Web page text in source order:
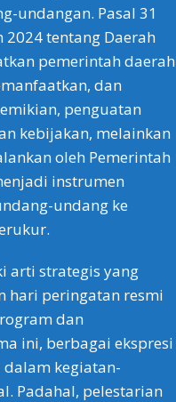
undangan. Pasal 31
tentang Daerah
pemerintah daerah
dan
penguatan
kebijakan, melainkan
oleh Pemerintah
instrumen
undang ke
arti strategis yang
hari peringatan resmi
dan
ini, berbagai ekspresi
kegiatan-
Padahal, pelestarian